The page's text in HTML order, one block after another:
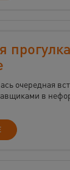
очередная
в